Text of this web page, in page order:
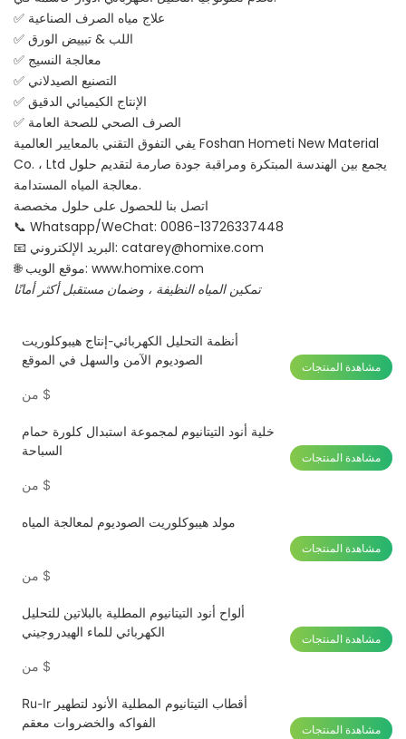
✅ علاج مياه الصرف الصناعية
✅ اللب & تبييض الورق
✅ معالجة النسيج
✅ التصنيع الصيدلاني
✅ الإنتاج الكيميائي الدقيق
✅ الصرف الصحي للصحة العامة
يفي التفوق التقني بالمعايير العالمية Foshan Hometi New Material
Co. ، Ltd يجمع بين الهندسة المبتكرة ومراقبة جودة صارمة لتقديم حلول
معالجة المياه المستدامة.
اتصل بنا للحصول على حلول مخصصة
📞 Whatsapp/WeChat: 0086-13726337448
📧 البريد الإلكتروني: catarey@homixe.com
🌐 موقع الويب: www.homixe.com
تمكين المياه النظيفة ، وضمان مستقبل أكثر أمانًا
أنظمة التحليل الكهربائي-إنتاج هيبوكلوريت
الصوديوم الآمن والسهل في الموقع
$
مشاهدة المنتجات
خلية أنود التيتانيوم لمجموعة استبدال كلورة حمام
السباحة
$
مشاهدة المنتجات
مولد هيبوكلوريت الصوديوم لمعالجة المياه
$
مشاهدة المنتجات
ألواح أنود التيتانيوم المطلية بالبلاتين للتحليل
الكهربائي للماء الهيدروجيني
$
مشاهدة المنتجات
Ru-Ir أقطاب التيتانيوم المطلية الأنود لتطهير
الفواكه والخضروات معقم
مشاهدة المنتجات